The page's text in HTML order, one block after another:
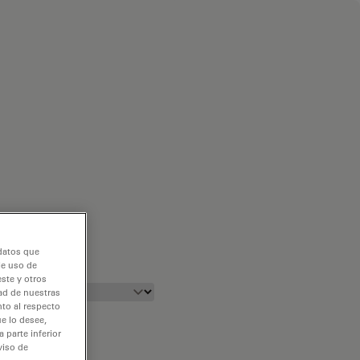
que
uso de
y otros
de nuestras
al respecto
lo desee,
parte inferior
de